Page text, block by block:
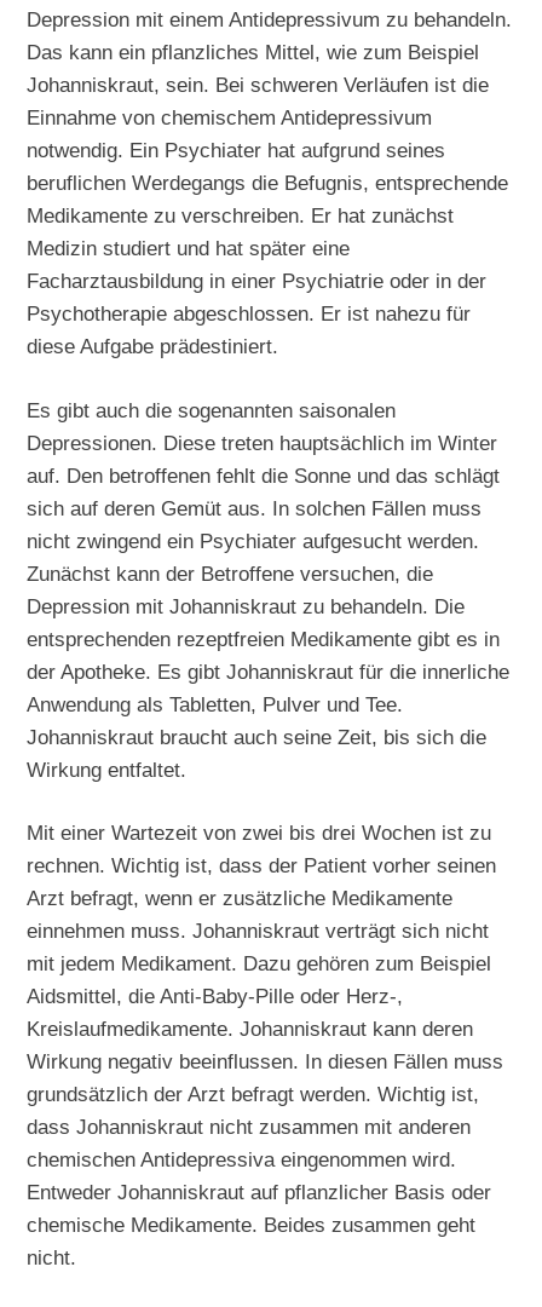
Depression mit einem Antidepressivum zu behandeln.
Das kann ein pflanzliches Mittel, wie zum Beispiel
Johanniskraut, sein. Bei schweren Verläufen ist die
Einnahme von chemischem Antidepressivum
notwendig. Ein Psychiater hat aufgrund seines
beruflichen Werdegangs die Befugnis, entsprechende
Medikamente zu verschreiben. Er hat zunächst
Medizin studiert und hat später eine
Facharztausbildung in einer Psychiatrie oder in der
Psychotherapie abgeschlossen. Er ist nahezu für
diese Aufgabe prädestiniert.
Es gibt auch die sogenannten saisonalen
Depressionen. Diese treten hauptsächlich im Winter
auf. Den betroffenen fehlt die Sonne und das schlägt
sich auf deren Gemüt aus. In solchen Fällen muss
nicht zwingend ein Psychiater aufgesucht werden.
Zunächst kann der Betroffene versuchen, die
Depression mit Johanniskraut zu behandeln. Die
entsprechenden rezeptfreien Medikamente gibt es in
der Apotheke. Es gibt Johanniskraut für die innerliche
Anwendung als Tabletten, Pulver und Tee.
Johanniskraut braucht auch seine Zeit, bis sich die
Wirkung entfaltet.
Mit einer Wartezeit von zwei bis drei Wochen ist zu
rechnen. Wichtig ist, dass der Patient vorher seinen
Arzt befragt, wenn er zusätzliche Medikamente
einnehmen muss. Johanniskraut verträgt sich nicht
mit jedem Medikament. Dazu gehören zum Beispiel
Aidsmittel, die Anti-Baby-Pille oder Herz-,
Kreislaufmedikamente. Johanniskraut kann deren
Wirkung negativ beeinflussen. In diesen Fällen muss
grundsätzlich der Arzt befragt werden. Wichtig ist,
dass Johanniskraut nicht zusammen mit anderen
chemischen Antidepressiva eingenommen wird.
Entweder Johanniskraut auf pflanzlicher Basis oder
chemische Medikamente. Beides zusammen geht
nicht.